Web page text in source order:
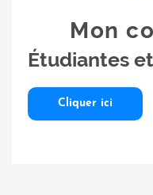
Mon
Étudiantes
Cliquer ici